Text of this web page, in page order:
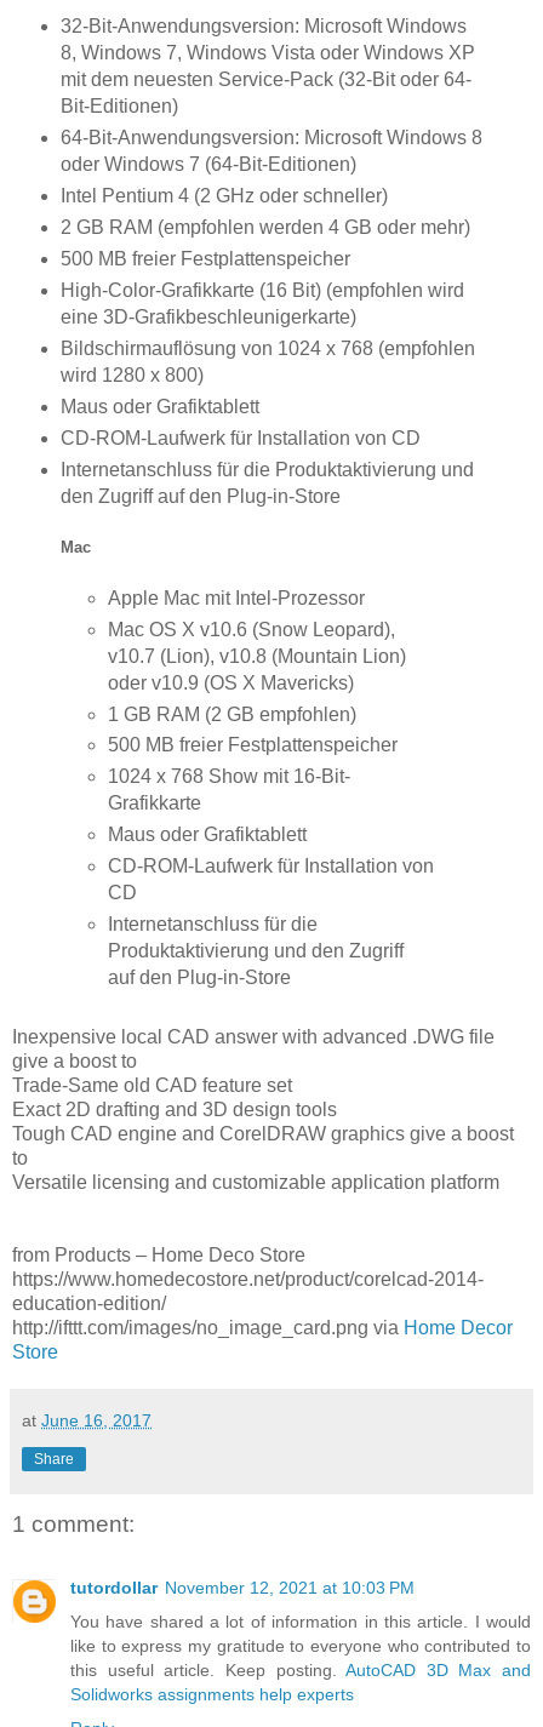
32-Bit-Anwendungsversion: Microsoft Windows
8, Windows 7, Windows Vista oder Windows XP
mit dem neuesten Service-Pack (32-Bit oder 64-
Bit-Editionen)
64-Bit-Anwendungsversion: Microsoft Windows 8
oder Windows 7 (64-Bit-Editionen)
Intel Pentium 4 (2 GHz oder schneller)
2 GB RAM (empfohlen werden 4 GB oder mehr)
500 MB freier Festplattenspeicher
High-Color-Grafikkarte (16 Bit) (empfohlen wird
eine 3D-Grafikbeschleunigerkarte)
Bildschirmauflösung von 1024 x 768 (empfohlen
wird 1280 x 800)
Maus oder Grafiktablett
CD-ROM-Laufwerk für Installation von CD
Internetanschluss für die Produktaktivierung und
den Zugriff auf den Plug-in-Store
Mac
Apple Mac mit Intel-Prozessor
Mac OS X v10.6 (Snow Leopard),
v10.7 (Lion), v10.8 (Mountain Lion)
oder v10.9 (OS X Mavericks)
1 GB RAM (2 GB empfohlen)
500 MB freier Festplattenspeicher
1024 x 768 Show mit 16-Bit-
Grafikkarte
Maus oder Grafiktablett
CD-ROM-Laufwerk für Installation von
CD
Internetanschluss für die
Produktaktivierung und den Zugriff
auf den Plug-in-Store
Inexpensive local CAD answer with advanced .DWG file
give a boost to
Trade-Same old CAD feature set
Exact 2D drafting and 3D design tools
Tough CAD engine and CorelDRAW graphics give a boost
to
Versatile licensing and customizable application platform
from Products – Home Deco Store
https://www.homedecostore.net/product/corelcad-2014-
education-edition/
http://ifttt.com/images/no_image_card.png via Home Decor
Store
at June 16, 2017
Share
1 comment:
tutordollar November 12, 2021 at 10:03 PM
You have shared a lot of information in this article. I would
like to express my gratitude to everyone who contributed to
this useful article. Keep posting.AutoCAD 3D Max and
Solidworks assignments help experts